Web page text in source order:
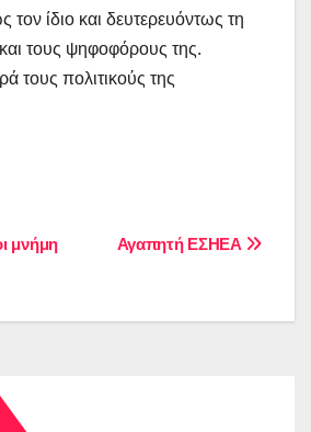
ίδιο και δευτερευόντως τη
τους ψηφοφόρους της.
τους πολιτικούς της
Αγαπητή ΕΣΗΕΑ
μνήμη